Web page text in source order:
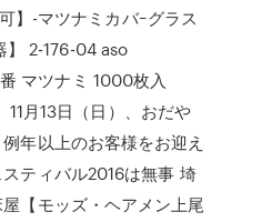
-マツナミカバｰグラス
】 2-176-04 aso
マツナミ 1000枚入
月13日（日）、おだや
年以上のお客様をお迎え
ティバル2016は無事 埼
【モッズ・ヘアメン上尾